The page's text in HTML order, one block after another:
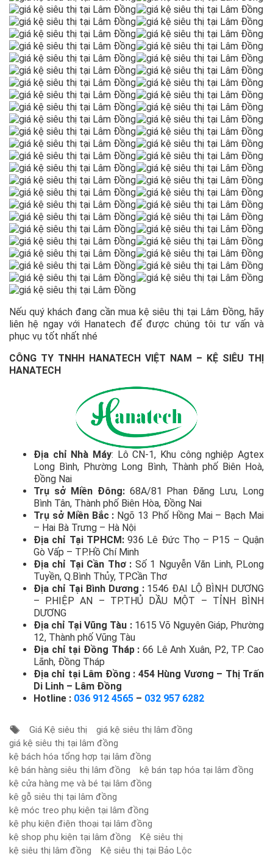
Nếu quý khách đang cần mua kệ siêu thị tại Lâm Đồng, hãy
liên hệ ngay với Hanatech để được chúng tôi tư vấn và
phục vụ tốt nhất nhé
CÔNG TY TNHH HANATECH VIỆT NAM – KỆ SIÊU THỊ
HANATECH
Địa chỉ Nhà Máy: Lô CN-1, Khu công nghiệp Agtex
Long Bình, Phường Long Bình, Thành phố Biên Hoà,
Đồng Nai
Trụ sở Miền Đông:68A/81 Phan Đăng Lưu, Long
Bình Tân, Thành phố Biên Hòa, Đồng Nai
Trụ sở Miền Bắc : Ngõ 13 Phố Hồng Mai – Bạch Mai
– Hai Bà Trưng – Hà Nội
Địa chỉ Tại TPHCM:936 Lê Đức Thọ – P15 – Quận
Gò Vấp – TP.Hồ Chí Minh
Địa chỉ Tại Cần Thơ : Số 1 Nguyễn Văn Linh, P.Long
Tuyền, Q.Bình Thủy, TP.Cần Thơ
Địa chỉ Tại Bình Dương :1546 ĐẠI LỘ BÌNH DƯƠNG
– P.HIỆP AN – TP.THỦ DẦU MỘT – TỈNH BÌNH
DƯƠNG
Địa chỉ Tại Vũng Tàu :1615 Võ Nguyên Giáp, Phường
12, Thành phố Vũng Tàu
Địa chỉ tại Đồng Tháp : 66 Lê Anh Xuân, P2, TP. Cao
Lãnh, Đồng Tháp
Địa chỉ tại Lâm Đồng : 454 Hùng Vương – Thị Trấn
Di Linh – Lâm Đồng
Hotline : 036 912 4565 – 032 957 6282
Giá Kệ siêu thị
giá kệ siêu thị lâm đồng
giá kệ siêu thị tại lâm đồng
kệ bách hóa tổng hợp tại lâm đồng
kệ bán hàng siêu thị lâm đồng
kệ bán tạp hóa tại lâm đồng
kệ cửa hàng mẹ và bé tại lâm đồng
kệ gỗ siêu thị tại lâm đồng
kệ móc treo phụ kiện tại lâm đồng
kệ phụ kiện điện thoại tại lâm đồng
kệ shop phụ kiện tại lâm đồng
Kệ siêu thị
kệ siêu thị lâm đồng
Kệ siêu thị tại Bảo Lộc